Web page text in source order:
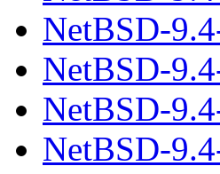
NetBSD-
NetBSD-
NetBSD-
NetBSD-